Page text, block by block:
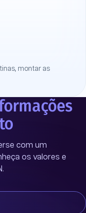
montar as
com um
os valores e
.